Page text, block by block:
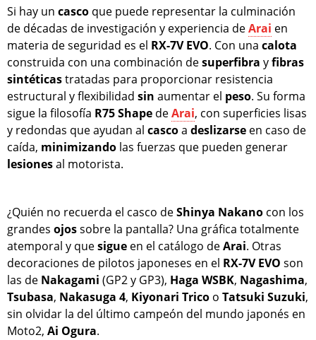
Si hay un casco que puede representar la culminación
de décadas de investigación y experiencia deArai en
materia de seguridad es el RX-7V EVO. Con una calota
construida con una combinación desuperfibra yfibras
sintéticastratadas para proporcionar resistencia
estructural y flexibilidad sin aumentar el peso. Su forma
sigue la filosofía R75 Shape deArai, con superficies lisas
y redondas que ayudan al cascoa deslizarse en caso de
caída, minimizando las fuerzas que pueden generar
lesionesal motorista.
¿Quién no recuerda el casco deShinya Nakano con los
grandes ojossobre la pantalla? Una gráfica totalmente
atemporal y quesigue en el catálogo deArai. Otras
decoraciones de pilotos japoneses en el RX-7V EVO son
las de Nakagami (GP2 y GP3), Haga WSBK, Nagashima,
Tsubasa, Nakasuga 4, Kiyonari Trico o Tatsuki Suzuki,
sin olvidar la del último campeón del mundo japonés en
Moto2, Ai Ogura.